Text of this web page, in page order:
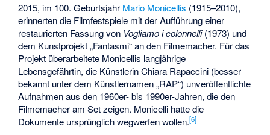
2015, im 100. Geburtsjahr Mario Monicellis (1915–2010),
erinnerten die Filmfestspiele mit der Aufführung einer
restaurierten Fassung von Vogliamo i colonnelli(1973) und
dem Kunstprojekt „Fantasmi“ an den Filmemacher. Für das
Projekt überarbeitete Monicellis langjährige
Lebensgefährtin, die KünstlerinChiara Rapaccini (besser
bekannt unter dem Künstlernamen „RAP“) unveröffentlichte
Aufnahmen aus den 1960er- bis 1990er-Jahren, die den
Filmemacher am Set zeigen. Monicelli hatte die
Dokumente ursprünglich wegwerfen wollen.[6]